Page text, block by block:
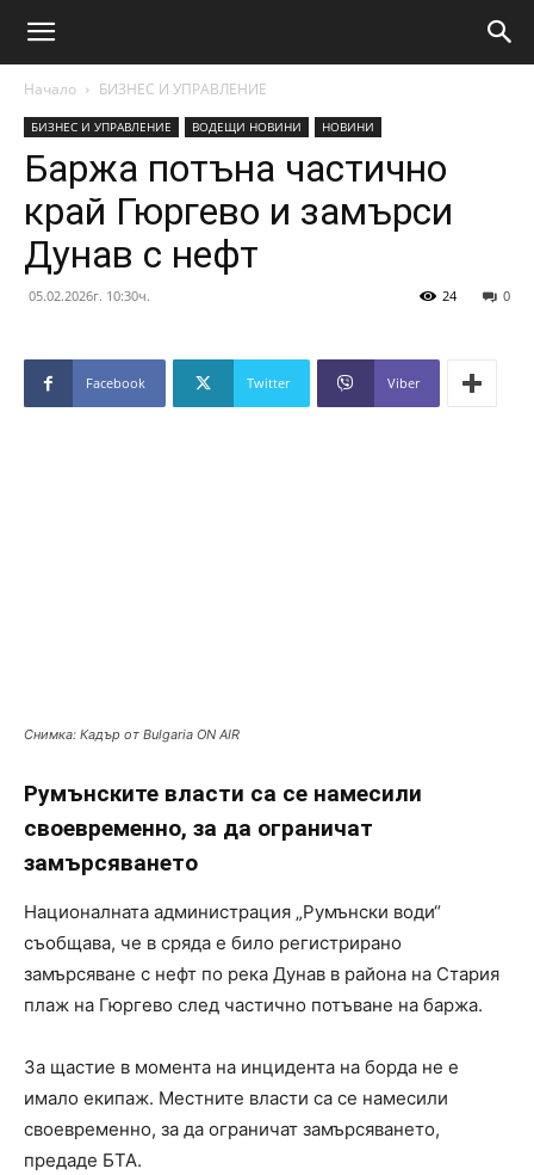
Начало БИЗНЕС И УПРАВЛЕНИЕ
БИЗНЕС И УПРАВЛЕНИЕ ВОДЕЩИ НОВИНИ НОВИНИ
Баржа потъна частично
край Гюргево и замърси
Дунав с нефт
05.02.2026г. 10:30ч. 0
24
Facebook Twitter Viber
Снимка: Кадър от Bulgaria ON AIR
Румънските власти са се намесили
своевременно, за да ограничат
замърсяването
Националната администрация „Румънски води“
съобщава, че в сряда е било регистрирано
замърсяване с нефт по река Дунав в района на Стария
плаж на Гюргево след частично потъване на баржа.
За щастие в момента на инцидента на борда не е
имало екипаж. Местните власти са се намесили
своевременно, за да ограничат замърсяването,
предаде БТА.